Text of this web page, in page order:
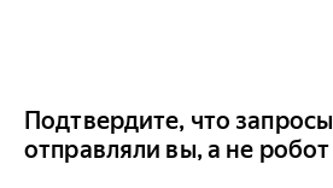
Подтвердите, что запросы
отправляли вы, а не робот